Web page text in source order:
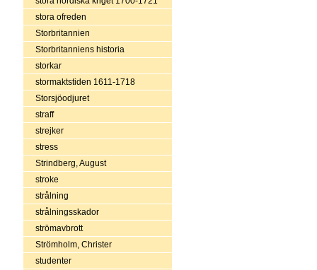
stora ofreden
Storbritannien
Storbritanniens historia
storkar
stormaktstiden 1611-1718
Storsjöodjuret
straff
strejker
stress
Strindberg, August
stroke
strålning
strålningsskador
strömavbrott
Strömholm, Christer
studenter